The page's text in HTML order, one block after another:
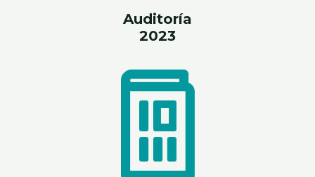
Auditoría
2023